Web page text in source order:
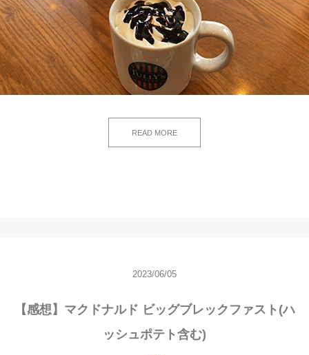
READ MORE
2023/06/05
【感想】マクドナルド ビッグブレックファスト(ハ
ッシュポテト含む)